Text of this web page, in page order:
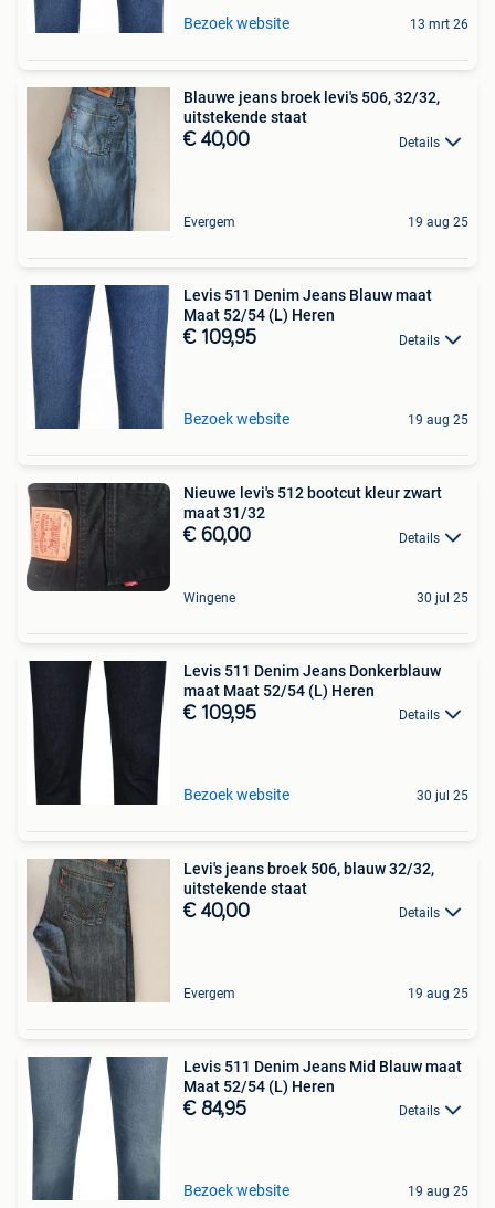
Bezoek website 13 mrt 26
Blauwe jeans broek levi's 506, 32/32,
uitstekende staat
€ 40,00 Details
Evergem 19 aug 25
Levis 511 Denim Jeans Blauw maat
Maat 52/54 (L) Heren
€ 109,95 Details
Bezoek website 19 aug 25
Nieuwe levi's 512 bootcut kleur zwart
maat 31/32
€ 60,00 Details
Wingene 30 jul 25
Levis 511 Denim Jeans Donkerblauw
maat Maat 52/54 (L) Heren
€ 109,95 Details
Bezoek website 30 jul 25
Levi's jeans broek 506, blauw 32/32,
uitstekende staat
€ 40,00 Details
Evergem 19 aug 25
Levis 511 Denim Jeans Mid Blauw maat
Maat 52/54 (L) Heren
€ 84,95 Details
Bezoek website 19 aug 25